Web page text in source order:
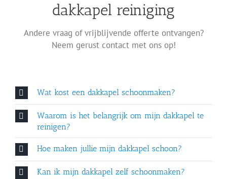
dakkapel reiniging
Andere vraag of vrijblijvende offerte ontvangen?
Neem gerust contact met ons op!
Wat kost een dakkapel schoonmaken?
Waarom is het belangrijk om mijn dakkapel te
reinigen?
Hoe maken jullie mijn dakkapel schoon?
Kan ik mijn dakkapel zelf schoonmaken?